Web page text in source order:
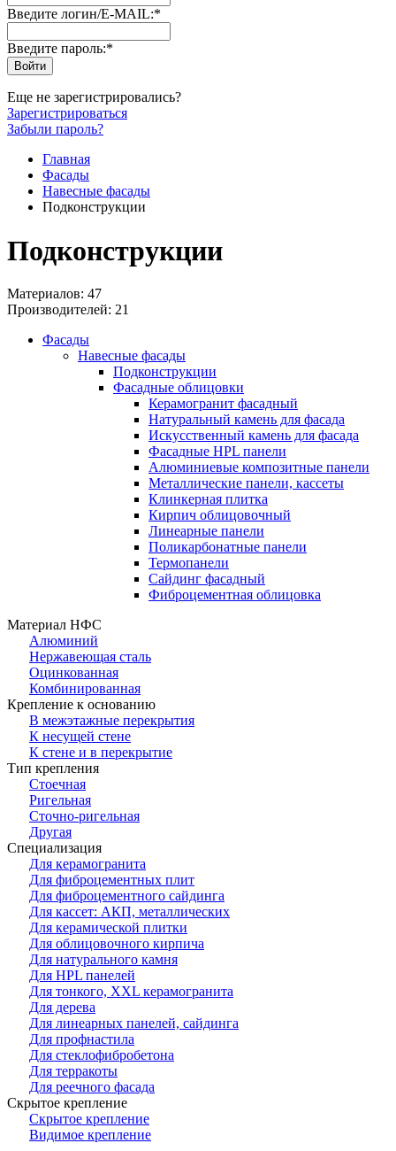
Введите логин/E-MAIL:*
Введите пароль:*
Еще не зарегистрировались?
Зарегистрироваться
Забыли пароль?
Главная
Фасады
Навесные фасады
Подконструкции
Подконструкции
Материалов: 47
Производителей: 21
Фасады
Навесные фасады
Подконструкции
Фасадные облицовки
Керамогранит фасадный
Натуральный камень для фасада
Искусственный камень для фасада
Фасадные HPL панели
Алюминиевые композитные панели
Металлические панели, кассеты
Клинкерная плитка
Кирпич облицовочный
Линеарные панели
Поликарбонатные панели
Термопанели
Сайдинг фасадный
Фиброцементная облицовка
Материал НФС
Алюминий
Нержавеющая сталь
Оцинкованная
Комбинированная
Крепление к основанию
В межэтажные перекрытия
К несущей стене
К стене и в перекрытие
Тип крепления
Стоечная
Ригельная
Сточно-ригельная
Другая
Специализация
Для керамогранита
Для фиброцементных плит
Для фиброцементного сайдинга
Для кассет: АКП, металлических
Для керамической плитки
Для облицовочного кирпича
Для натурального камня
Для HPL панелей
Для тонкого, XXL керамогранита
Для дерева
Для линеарных панелей, сайдинга
Для профнастила
Для стеклофибробетона
Для терракоты
Для реечного фасада
Скрытое крепление
Скрытое крепление
Видимое крепление